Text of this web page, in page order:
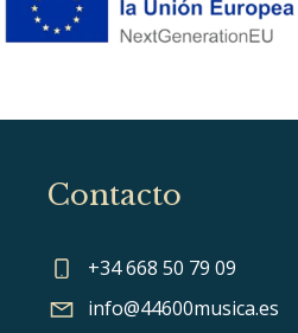
Contacto
+34 668 50 79 09
info@44600musica.es